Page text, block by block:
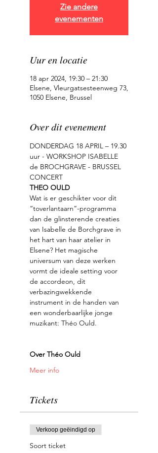
Zie andere
evenementen
Uur en locatie
18 apr 2024, 19:30 – 21:30
Elsene, Vleurgatsesteenweg 73,
1050 Elsene, Brussel
Over dit evenement
DONDERDAG 18 APRIL – 19.30
uur - WORKSHOP ISABELLE
de BROCHGRAVE - BRUSSEL
CONCERT
THEO OULD
Wat is er geschikter voor dit
“toverlantaarn”-programma
dan de glinsterende creaties
van Isabelle de Borchgrave in
het hart van haar atelier in
Elsene? Het magische
universum van deze werken
vormt de ideale setting voor
de accordeon, dit
verbazingwekkende
instrument in de handen van
een wonderbaarlijke jonge
muzikant: Théo Ould.
Over Théo Ould
Meer info
Tickets
Verkoop geëindigd op
Soort ticket